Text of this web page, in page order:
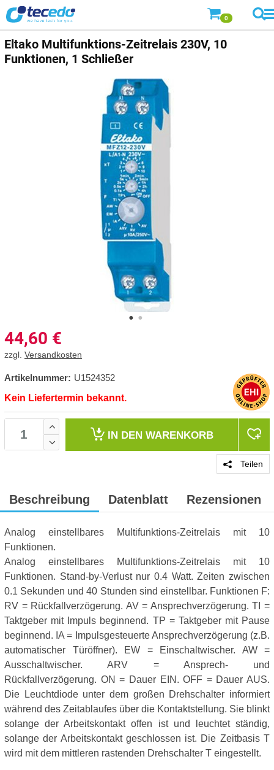
0
Eltako Multifunktions-Zeitrelais 230V, 10
Funktionen, 1 Schließer
44,60 €
zzgl. Versandkosten
Artikelnummer: U1524352
Kein Liefertermin bekannt.
IN DEN WARENKORB
Teilen
Beschreibung Datenblatt Rezensionen
Analog einstellbares Multifunktions-Zeitrelais mit 10
Funktionen.
Analog einstellbares Multifunktions-Zeitrelais mit 10
Funktionen. Stand-by-Verlust nur 0.4 Watt. Zeiten zwischen
0.1 Sekunden und 40 Stunden sind einstellbar. Funktionen F:
RV = Rückfallverzögerung. AV = Ansprechverzögerung. TI =
Taktgeber mit Impuls beginnend. TP = Taktgeber mit Pause
beginnend. IA = Impulsgesteuerte Ansprechverzögerung (z.B.
automatischer Türöffner). EW = Einschaltwischer. AW =
Ausschaltwischer. ARV = Ansprech- und
Rückfallverzögerung. ON = Dauer EIN. OFF = Dauer AUS.
Die Leuchtdiode unter dem großen Drehschalter informiert
während des Zeitablaufes über die Kontaktstellung. Sie blinkt
solange der Arbeitskontakt offen ist und leuchtet ständig,
solange der Arbeitskontakt geschlossen ist. Die Zeitbasis T
wird mit dem mittleren rastenden Drehschalter T eingestellt.